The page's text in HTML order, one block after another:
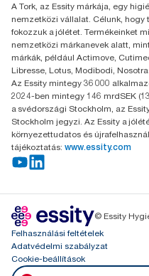
H-1021 Budapest
Budakeszi út 51.
A Tork, az Essity márkája, egy
nemzetközi vállalat. Célunk,
fokozzuk a jólétet. Termékeinket
nemzetközi márkanevek alatt,
márkák, például Actimove,
Libresse, Lotus, Modibodi,
Az Essity mintegy 36 000
2024-ben mintegy 146 mrdSEK
a svédországi Stockholm, az
Stockholm jegyzi. Az Essity a
környezettudatos és
tájékoztatás: www.essity.com
© Essity
Felhasználási feltételek
Adatvédelmi szabályzat
Cookie-beállítások